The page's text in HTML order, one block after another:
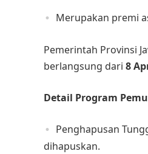
Merupakan premi
​Pemerintah Provinsi
berlangsung dari 8
Detail Program
Penghapusan
dihapuskan.​